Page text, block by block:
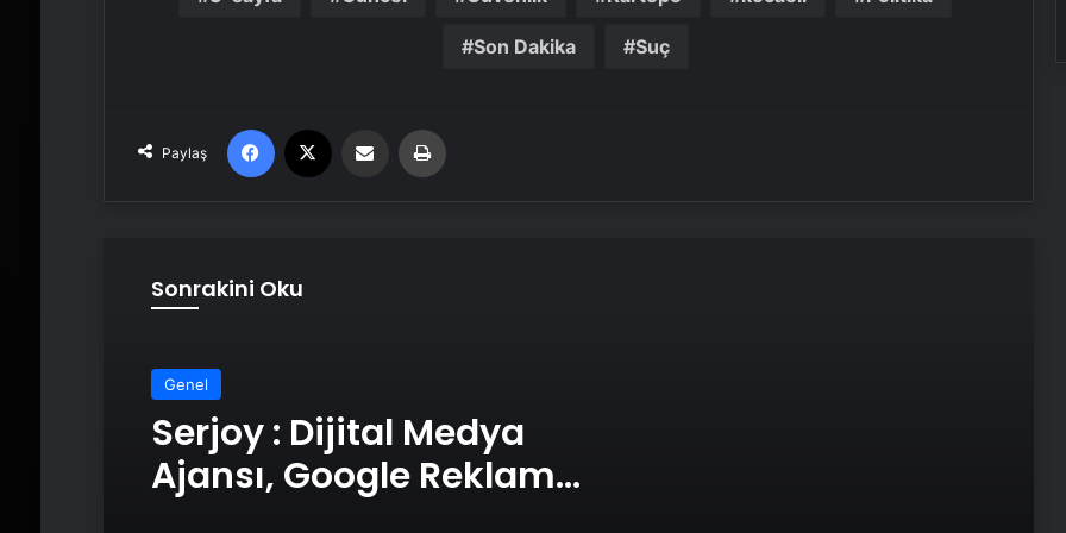
Son Dakika Suç
Paylaş
Facebook Email'den paylaş
Sonrakini Oku
Genel
Serjoy : Dijital Medya
Ajansı, Google Reklam